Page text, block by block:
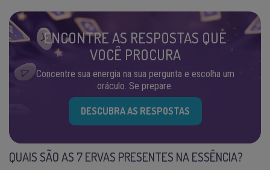
ENCONTRE AS RESPOSTAS QUE
VOCÊ PROCURA
Concentre sua energia na sua pergunta e escolha um
oráculo. Se prepare.
DESCUBRA AS RESPOSTAS
QUAIS SÃO AS 7 ERVAS PRESENTES NA ESSÊNCIA?